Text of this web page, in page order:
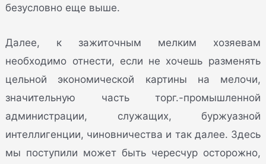
безусловно еще выше.
Далее, к зажиточным мелким хозяевам
необходимо отнести, если не хочешь разменять
цельной экономической картины на мелочи,
значительную часть торг.-промышленной
администрации, служащих, буржуазной
интеллигенции, чиновничества и так далее. Здесь
мы поступили может быть чересчур осторожно,